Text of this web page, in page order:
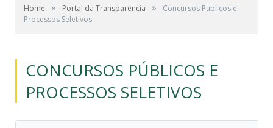
Home » Portal da Transparência »
Concursos Públicos e
Processos Seletivos
CONCURSOS PÚBLICOS E
PROCESSOS SELETIVOS